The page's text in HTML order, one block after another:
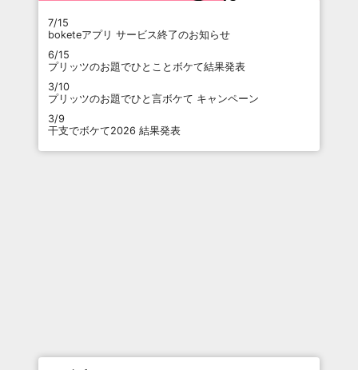
7/15
boketeアプリ サービス終了のお知らせ
6/15
プリッツのお題でひとことボケて結果発表
3/10
プリッツのお題でひと言ボケて キャンペーン
3/9
干支でボケて2026 結果発表